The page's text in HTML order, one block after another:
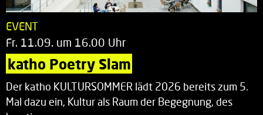
EVENT
Fr. 11.09. um 16.00 Uhr
katho Poetry Slam
Der katho KULTURSOMMER lädt 2026 bereits zum 5.
Mal dazu ein, Kultur als Raum der Begegnung, des